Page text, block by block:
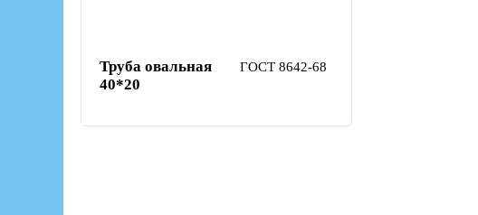
Труба овальная
40*20
ГОСТ 8642-68